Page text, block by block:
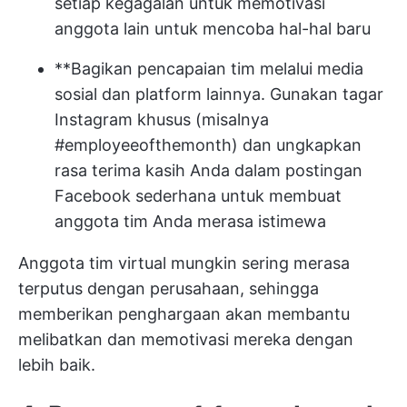
anggota lain untuk mencoba hal-hal baru
**Bagikan pencapaian tim melalui media
sosial dan platform lainnya. Gunakan tagar
Instagram khusus (misalnya
#employeeofthemonth) dan ungkapkan
rasa terima kasih Anda dalam postingan
Facebook sederhana untuk membuat
anggota tim Anda merasa istimewa
Anggota tim virtual mungkin sering merasa
terputus dengan perusahaan, sehingga
memberikan penghargaan akan membantu
melibatkan dan memotivasi mereka dengan
lebih baik.